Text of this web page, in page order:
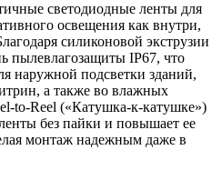
светодиодные ленты для
освещения как внутри,
силиконовой экструзии
пылевлагозащиты IP67, что
наружной подсветки зданий,
а также во влажных
to-Reel («Катушка-к-катушке»)
без пайки и повышает ее
монтаж надежным даже в